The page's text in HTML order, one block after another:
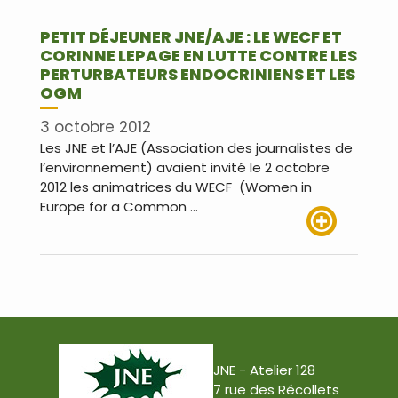
PETIT DÉJEUNER JNE/AJE : LE WECF ET
CORINNE LEPAGE EN LUTTE CONTRE LES
PERTURBATEURS ENDOCRINIENS ET LES
OGM
3 octobre 2012
Les JNE et l’AJE (Association des journalistes de
l’environnement) avaient invité le 2 octobre
2012 les animatrices du WECF (Women in
Europe for a Common …
JNE - Atelier 128
7 rue des Récollets